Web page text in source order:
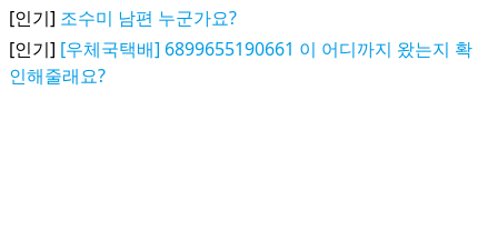
[인기] 조수미 남편 누군가요?
[인기] [우체국택배] 6899655190661 이 어디까지 왔는지 확
인해줄래요?